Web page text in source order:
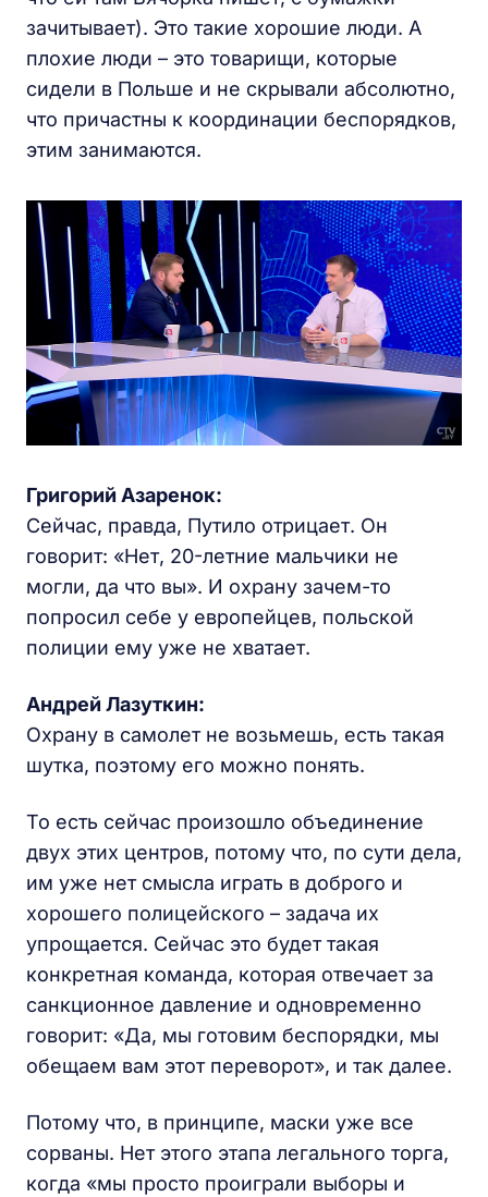
зачитывает). Это такие хорошие люди. А
плохие люди – это товарищи, которые
сидели в Польше и не скрывали абсолютно,
что причастны к координации беспорядков,
этим занимаются.
Григорий Азаренок:
Сейчас, правда, Путило отрицает. Он
говорит: «Нет, 20-летние мальчики не
могли, да что вы». И охрану зачем-то
попросил себе у европейцев, польской
полиции ему уже не хватает.
Андрей Лазуткин:
Охрану в самолет не возьмешь, есть такая
шутка, поэтому его можно понять.
То есть сейчас произошло объединение
двух этих центров, потому что, по сути дела,
им уже нет смысла играть в доброго и
хорошего полицейского – задача их
упрощается. Сейчас это будет такая
конкретная команда, которая отвечает за
санкционное давление и одновременно
говорит: «Да, мы готовим беспорядки, мы
обещаем вам этот переворот», и так далее.
Потому что, в принципе, маски уже все
сорваны. Нет этого этапа легального торга,
когда «мы просто проиграли выборы и